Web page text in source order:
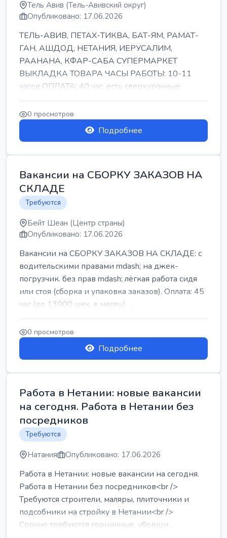
Тель Авив (Тель-Авивский округ)
Опубликовано: 17.06.2026
ТЕЛЬ-АВИВ, ПЕТАХ-ТИКВА, БАТ-ЯМ, РАМАТ-
ГАН, АШДОД, НЕТАНИЯ, ИЕРУСАЛИМ,
РААНАНА, КФАР-САБА СУПЕРМАРКЕТ
ВЫКЛАДКА ТОВАРА ЧАСЫ РАБОТЫ: 10-11
часов ОПЛАТА: 40 час, есть сверхурочные
ПИТАНИЕ ЕСТЬ Для синих б...
0 просмотров
Подробнее
Вакансии на СБОРКУ ЗАКАЗОВ НА
СКЛАДЕ
Требуются
Бейт Шеан (Центр страны)
Опубликовано: 17.06.2026
Вакансии на СБОРКУ ЗАКАЗОВ НА СКЛАДЕ: с
водительскими правами mdash; на джек-
погрузчик. без прав mdash; лёгкая работа сидя
или стоя (сборка и упаковка заказов). Оплата: 45
час (до 13000 шек. в месяц) ...
0 просмотров
Подробнее
Работа в Нетании: новые вакансии
на сегодня. Работа в Нетании без
посредников
Требуются
Натания Опубликовано: 17.06.2026
Работа в Нетании: новые вакансии на сегодня.
Работа в Нетании без посредников<br />
Требуются строители, маляры, плиточники и
подсобники на стройку в Нетании<br />
Срочно требуются горничные, уборщи...